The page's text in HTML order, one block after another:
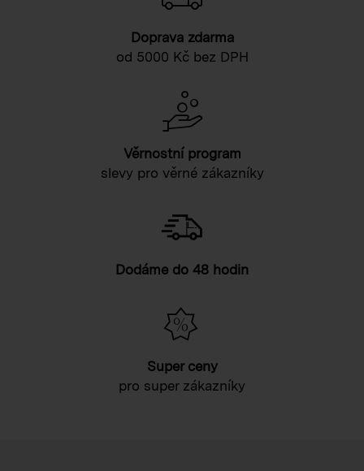
Doprava zdarma
od 5000 Kč bez DPH
Věrnostní program
slevy pro věrné zákazníky
Dodáme do 48 hodin
Super ceny
pro super zákazníky